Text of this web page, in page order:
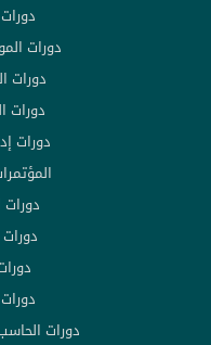
دورات
دورات
دورات
دورات
دورات
دورات